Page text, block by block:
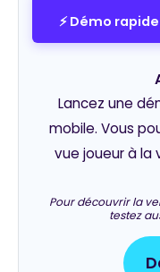
⚡ Démo rapide
Lancez une
mobile. Vous
vue joueur à la
Pour découvrir la
testez